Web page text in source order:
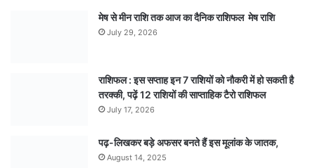
मेष से मीन राशि तक आज का दैनिक राशिफल मेष राशि
July 29, 2026
राशिफल : इस सप्ताह इन 7 राशियों को नौकरी में हो सकती है
तरक्की, पढ़ें 12 राशियों की साप्ताहिक टैरो राशिफल
July 17, 2026
पढ़-लिखकर बड़े अफसर बनते हैं इस मूलांक के जातक,
August 14, 2025